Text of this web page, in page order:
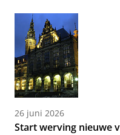
26 juni 2026
Start werving nieuwe